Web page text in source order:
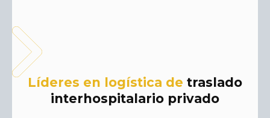
Líderes en logística de traslado
interhospitalario privado